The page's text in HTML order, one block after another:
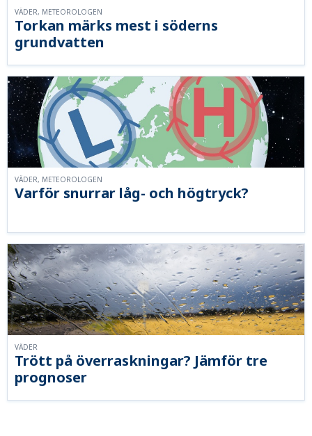
Torkan märks mest i söderns
grundvatten
VÄDER, METEOROLOGEN
Varför snurrar låg- och högtryck?
VÄDER, METEOROLOGEN
Trött på överraskningar? Jämför tre
prognoser
VÄDER